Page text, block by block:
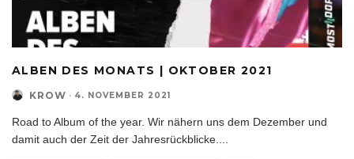
ALBEN DES MONATS | OKTOBER 2021
KROW · 4. NOVEMBER 2021
Road to Album of the year. Wir nähern uns dem Dezember und
damit auch der Zeit der Jahresrückblicke.